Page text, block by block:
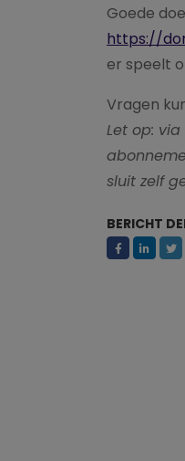
Goede
https://
er speelt
Vragen
Let op:
sluit zelf
BERICHT